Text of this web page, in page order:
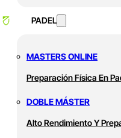
PADEL
MASTERS ONLINE
Preparación Física En
DOBLE MÁSTER
Alto Rendimiento Y